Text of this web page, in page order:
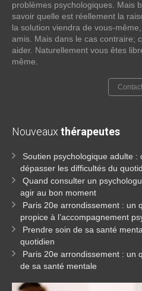
problèmes psychologiques. Mais
savoir quelle est réellement la
la solution viendra de vous-
amis. Mais dans le cas contraire;
aider. Naturellement vous êtes
même.
Nouveaux thérapeutes
Soutien psychologique adulte
dépasser les difficultés du
Quand consulter un
agir au bon moment
Paris 20e arrondissement : un
propice à l’accompagnement
Prendre soin de sa santé
quotidien
Paris 20e arrondissement : un
de sa santé mentale